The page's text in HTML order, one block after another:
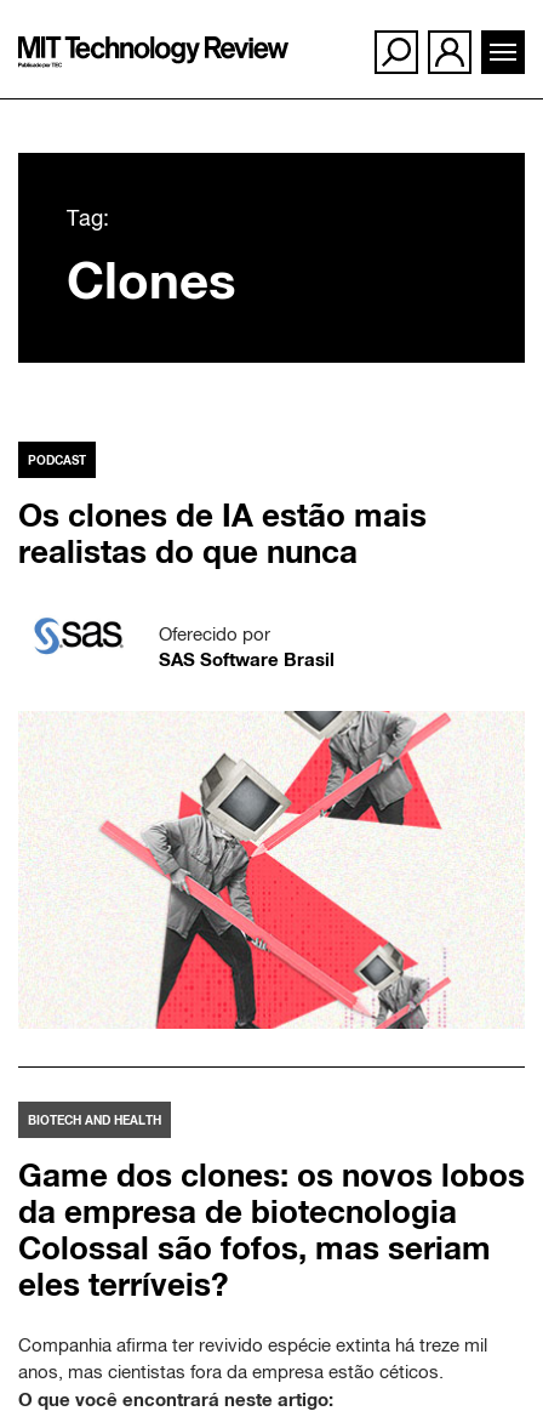
conteúdo
Tag:
Clones
PODCAST
Os clones de IA estão mais
realistas do que nunca
Oferecido por
SAS Software Brasil
BIOTECH AND HEALTH
Game dos clones: os novos lobos
da empresa de biotecnologia
Colossal são fofos, mas seriam
eles terríveis?
Companhia afirma ter revivido espécie extinta há treze mil
anos, mas cientistas fora da empresa estão céticos.
O que você encontrará neste artigo: